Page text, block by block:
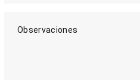
Observaciones